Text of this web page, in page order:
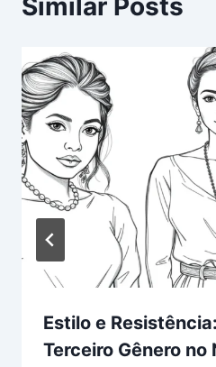
Similar Posts
Estilo e
Terceiro Gênero no